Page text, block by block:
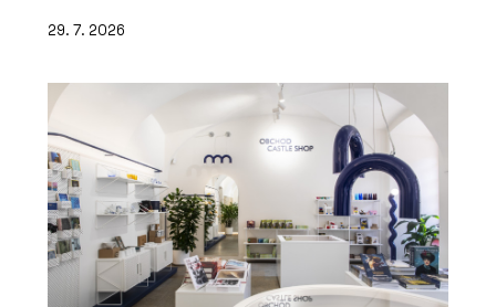
29. 7. 2026